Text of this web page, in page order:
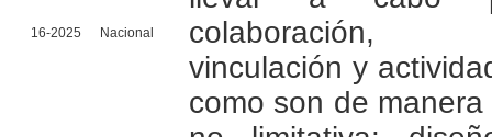
16-2025 Nacional
colaboración,
vinculación y
como son de